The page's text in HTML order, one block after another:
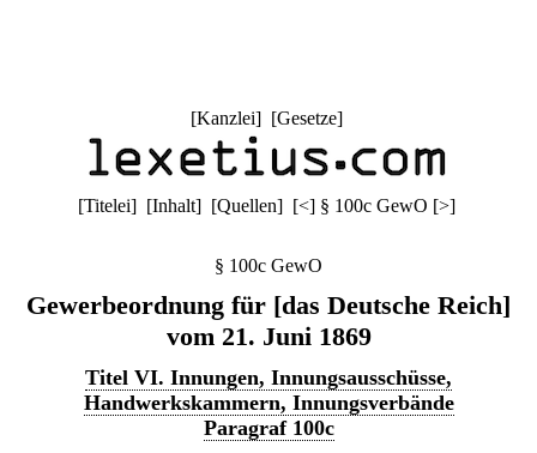
[Kanzlei] [Gesetze]
[Titelei] [Inhalt] [Quellen] [<] § 100c GewO [>]
§ 100c GewO
Gewerbeordnung für [das Deutsche Reich]
vom 21. Juni 1869
Titel VI. Innungen, Innungsausschüsse,
Handwerkskammern, Innungsverbände
Paragraf 100c